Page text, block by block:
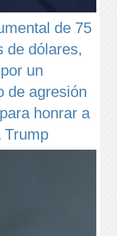
de 75
de dólares,
un
de agresión
honrar a
Trump